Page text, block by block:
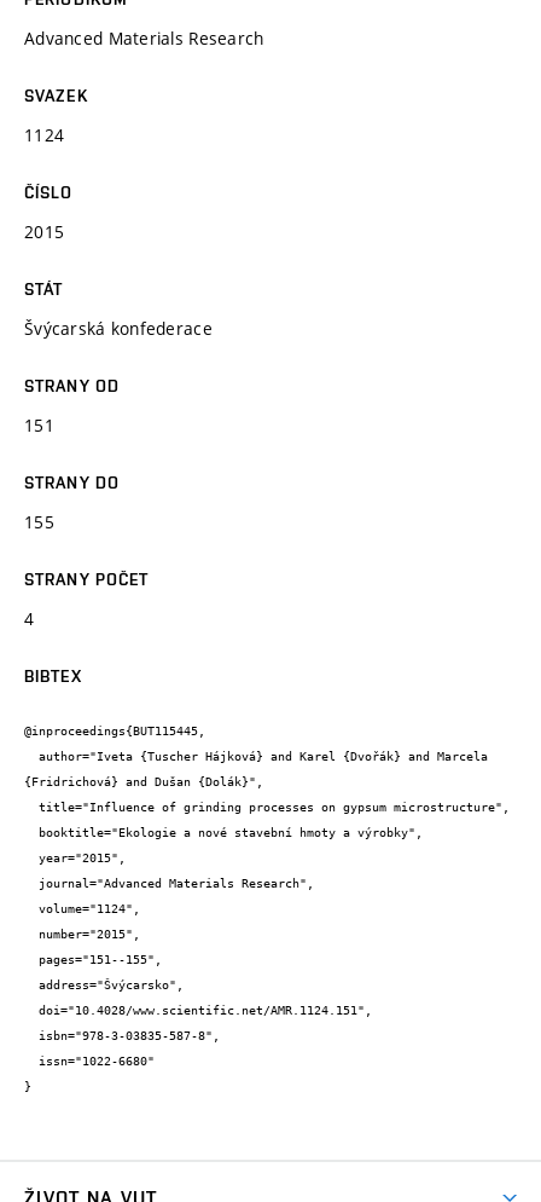
Advanced Materials Research
SVAZEK
1124
ČÍSLO
2015
STÁT
Švýcarská konfederace
STRANY OD
151
STRANY DO
155
STRANY POČET
4
BIBTEX
@inproceedings{BUT115445,
{Fridrichová} and Dušan {Dolák}",
}